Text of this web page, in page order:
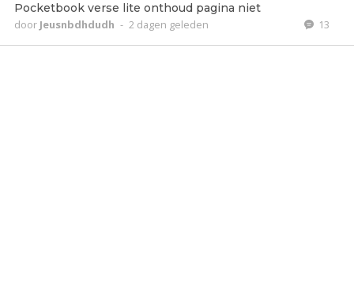
Pocketbook verse lite onthoud pagina niet
door Jeusnbdhdudh - 2 dagen geleden 13